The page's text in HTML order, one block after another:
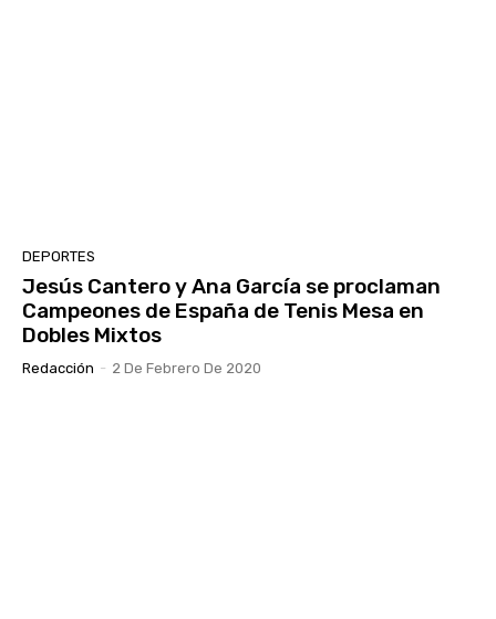
DEPORTES
Jesús Cantero y Ana García se proclaman
Campeones de España de Tenis Mesa en
Dobles Mixtos
Redacción - 2 De Febrero De 2020